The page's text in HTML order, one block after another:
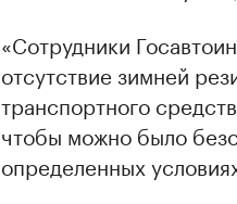
«Сотрудники
отсутствие зимней
транспортного
чтобы можно было
определенных